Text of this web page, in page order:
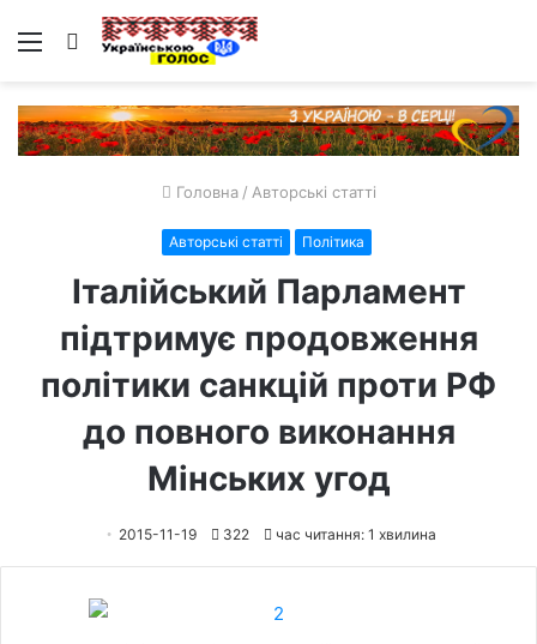
Меню Пошук
Головна / Авторські статті
Авторські статті Політика
Італійський Парламент
підтримує продовження
політики санкцій проти РФ
до повного виконання
Мінських угод
2015-11-19 322 час читання: 1 хвилина